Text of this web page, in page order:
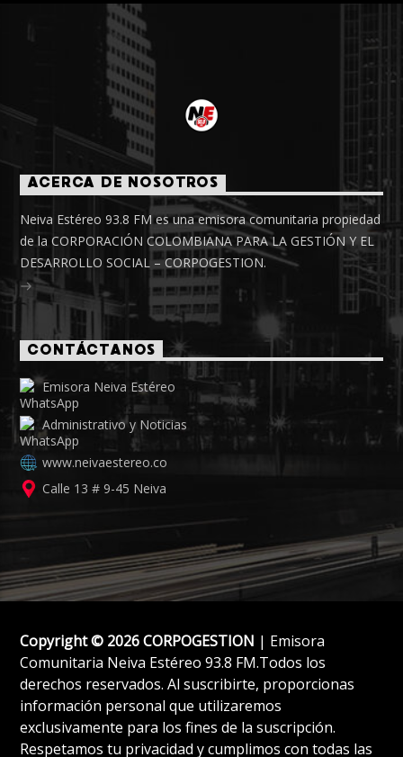
ACERCA DE NOSOTROS
Neiva Estéreo 93.8 FM es una emisora comunitaria propiedad
de la CORPORACIÓN COLOMBIANA PARA LA GESTIÓN Y EL
DESARROLLO SOCIAL – CORPOGESTION.
CONTÁCTANOS
Emisora Neiva Estéreo
Administrativo y Noticias
www.neivaestereo.co
Calle 13 # 9-45 Neiva
Copyright © 2026 CORPOGESTION | Emisora
Comunitaria Neiva Estéreo 93.8 FM.Todos los
derechos reservados. Al suscribirte, proporcionas
información personal que utilizaremos
exclusivamente para los fines de la suscripción.
Respetamos tu privacidad y cumplimos con todas las